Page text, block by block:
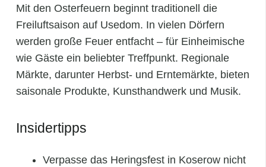
Mit den Osterfeuern beginnt traditionell die
Freiluftsaison auf Usedom. In vielen Dörfern
werden große Feuer entfacht – für Einheimische
wie Gäste ein beliebter Treffpunkt. Regionale
Märkte, darunter Herbst- und Erntemärkte, bieten
saisonale Produkte, Kunsthandwerk und Musik.
Insidertipps
Verpasse das Heringsfest in Koserow nicht